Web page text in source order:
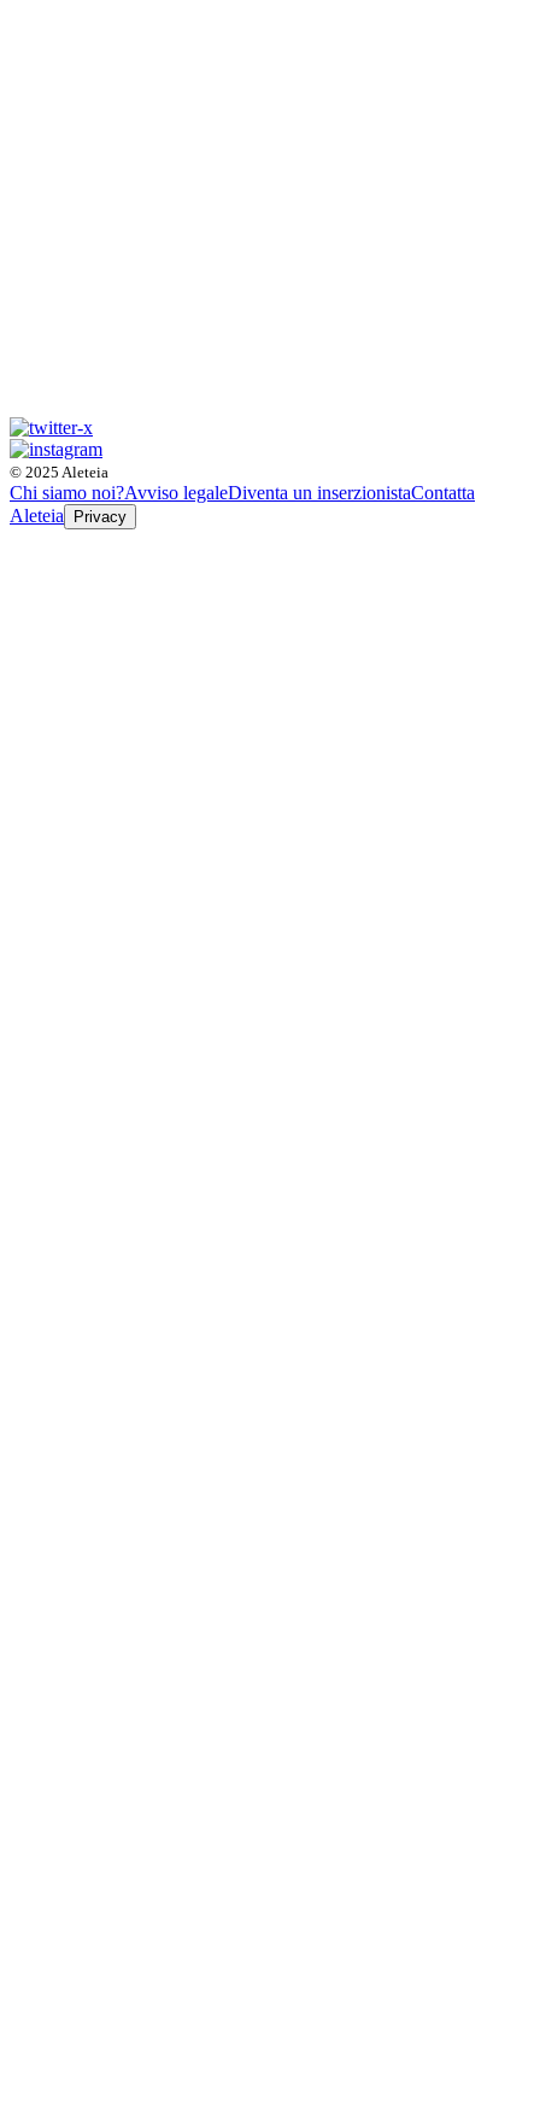
© 2025 Aleteia
Chi siamo noi?Avviso legaleDiventa un inserzionistaContatta
Aleteia
Privacy